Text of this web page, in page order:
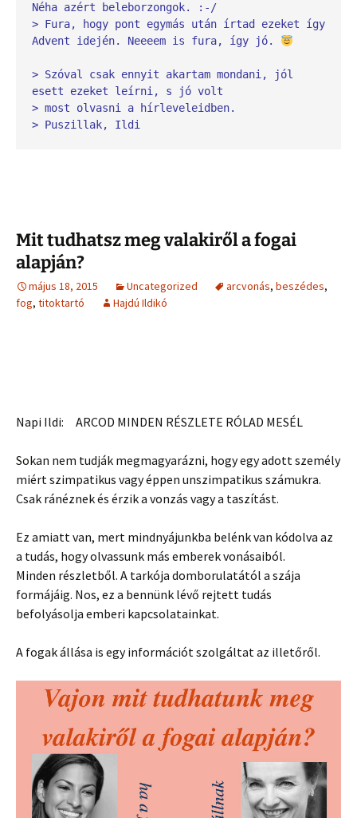
Néha azért beleborzongok. :-/
> Fura, hogy pont egymás után írtad ezeket így
Advent idején. Neeeem is fura, így jó.
> Szóval csak ennyit akartam mondani, jól
esett ezeket leírni, s jó volt
> most olvasni a hírleveleidben.
> Puszillak, Ildi
Mit tudhatsz meg valakiről a fogai
alapján?
május 18, 2015 Uncategorized arcvonás, beszédes,
fog, titoktartó Hajdú Ildikó
Napi Ildi: ARCOD MINDEN RÉSZLETE RÓLAD MESÉL
Sokan nem tudják megmagyarázni, hogy egy adott személy
miért szimpatikus vagy éppen unszimpatikus számukra.
Csak ránéznek és érzik a vonzás vagy a taszítást.
Ez amiatt van, mert mindnyájunkba belénk van kódolva az
a tudás, hogy olvassunk más emberek vonásaiból.
Minden részletből. A tarkója domborulatától a szája
formájáig. Nos, ez a bennünk lévő rejtett tudás
befolyásolja emberi kapcsolatainkat.
A fogak állása is egy információt szolgáltat az illetőről.